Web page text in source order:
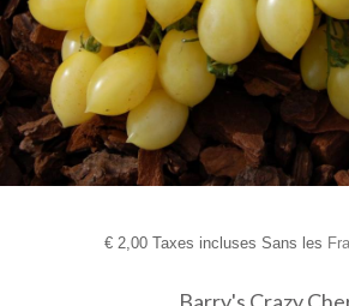
€2,00 Taxes incluses Sans les